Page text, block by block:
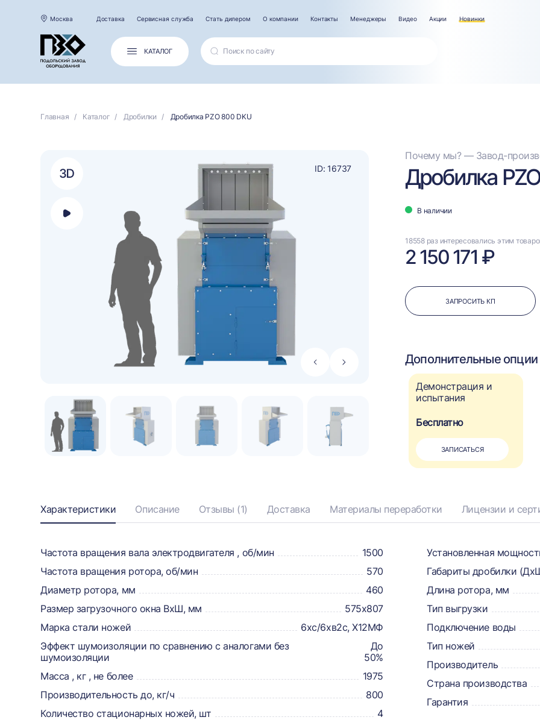
Москва Доставка Сервисная служба Стать дилером О компании Контакты Менеджеры Видео Акции Новинки
КАТАЛОГ
Главная Каталог Дробилки Дробилка PZO 800 DKU
СтрелкаСтрелка
Открыть
ID: 16737
Почему мы? — Завод-
Дробилка
В наличии
18558 раз интересовались этим
2 150 171 ₽
ЗАПРОСИТЬ КП
Дополнительные опции
Демонстрация и
испытания
Бесплатно
ЗАПИСАТЬСЯ
Информация
товаре,
доставке,
отзывах
и
сертификаты
Характеристики Описание Отзывы (1) Доставка Материалы переработки Лицензии и
Частота вращения вала электродвигателя , об/мин
1500
Частота вращения ротора, об/мин
570
Диаметр ротора, мм
460
Размер загрузочного окна ВхШ, мм
575х807
Марка стали ножей
6хс/6хв2с, Х12МФ
Эффект шумоизоляции по сравнению с аналогами без
шумоизоляции
До
50%
Масса , кг , не более
1975
Производительность до, кг/ч
800
Количество стационарных ножей, шт
4
Установленная
Габариты дробилки
Длина ротора, мм
Тип выгрузки
Подключение воды
Тип ножей
Производитель
Страна производства
Гарантия